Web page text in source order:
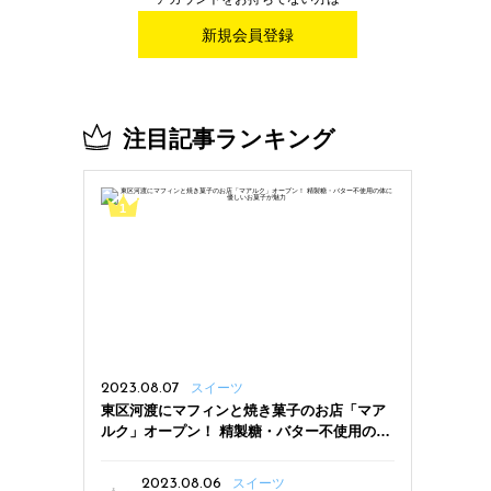
新規会員登録
注目記事ランキング
2023.08.07 スイーツ
東区河渡にマフィンと焼き菓子のお店「マア
ルク」オープン！ 精製糖・バター不使用の体
2023.08.06
スイーツ